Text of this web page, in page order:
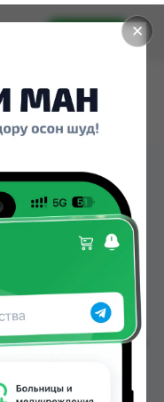
✕
Установить
№10 можно
GS Дорухона,
Арзон Дору, Арча,